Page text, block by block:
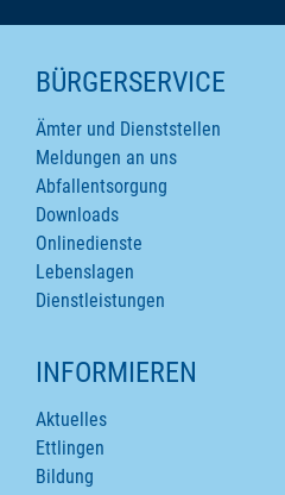
SEITENINHALTE
BÜRGERSERVICE
Ämter und Dienststellen
Meldungen an uns
Abfallentsorgung
Downloads
Onlinedienste
Lebenslagen
Dienstleistungen
INFORMIEREN
Aktuelles
Ettlingen
Bildung